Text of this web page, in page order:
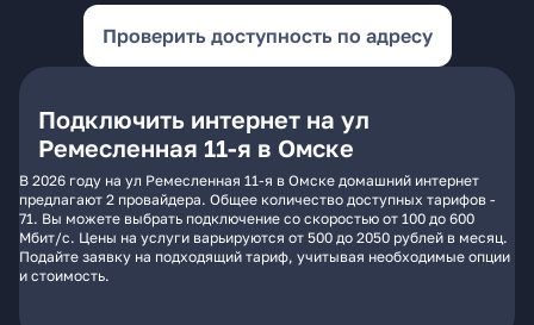
Проверить доступность по адресу
Подключить интернет на ул
Ремесленная 11-я в Омске
В 2026 году на ул Ремесленная 11-я в Омске домашний интернет
предлагают 2 провайдера. Общее количество доступных тарифов -
71. Вы можете выбрать подключение со скоростью от 100 до 600
Мбит/с. Цены на услуги варьируются от 500 до 2050 рублей в месяц.
Подайте заявку на подходящий тариф, учитывая необходимые опции
и стоимость.